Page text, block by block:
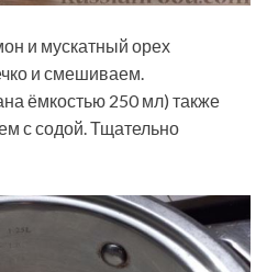
и мускатный орех
и смешиваем.
ёмкостью 250 мл) также
с содой. Тщательно